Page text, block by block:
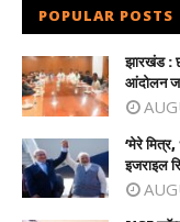
POPULAR POSTS
झारखंड :
आंदोलन
‘मेरे
इजराइल